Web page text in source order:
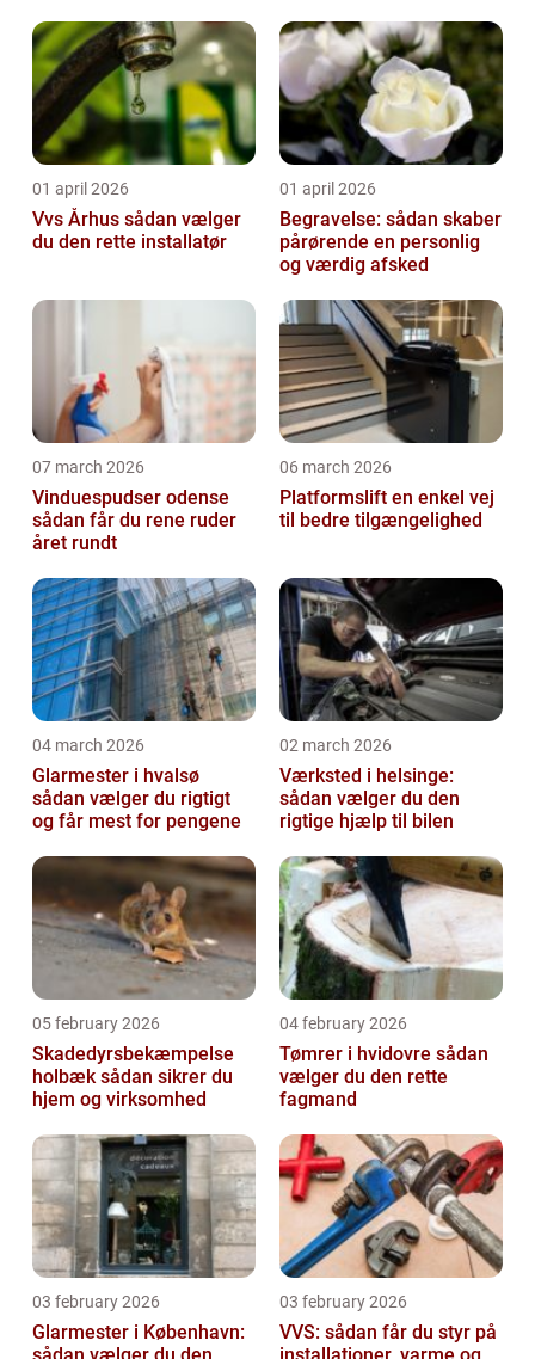
01 april 2026
Vvs Århus sådan vælger
du den rette installatør
01 april 2026
Begravelse: sådan skaber
pårørende en personlig
og værdig afsked
07 march 2026
Vinduespudser odense
sådan får du rene ruder
året rundt
06 march 2026
Platformslift en enkel vej
til bedre tilgængelighed
04 march 2026
Glarmester i hvalsø
sådan vælger du rigtigt
og får mest for pengene
02 march 2026
Værksted i helsinge:
sådan vælger du den
rigtige hjælp til bilen
05 february 2026
Skadedyrsbekæmpelse
holbæk sådan sikrer du
hjem og virksomhed
04 february 2026
Tømrer i hvidovre sådan
vælger du den rette
fagmand
03 february 2026
Glarmester i København:
03 february 2026
VVS: sådan får du styr på